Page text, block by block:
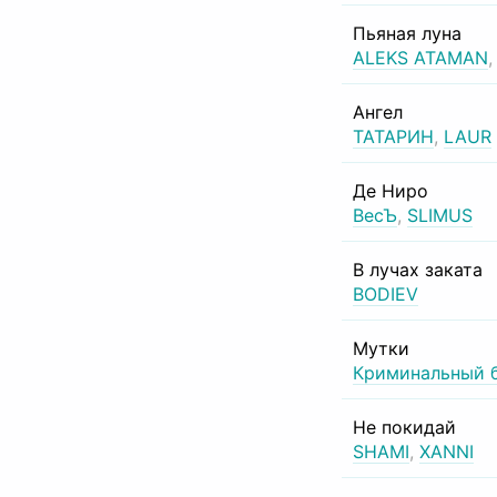
Пьяная луна
ALEKS ATAMAN,
Ангел
ТАТАРИН, LAUR
Де Ниро
ВесЪ, SLIMUS
В лучах заката
BODIEV
Мутки
Криминальный
Не покидай
SHAMI, XANNI